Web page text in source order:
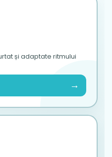
și adaptate ritmului
→